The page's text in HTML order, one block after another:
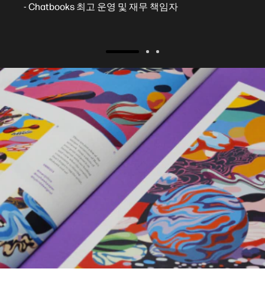
운영 및 재무 책임자